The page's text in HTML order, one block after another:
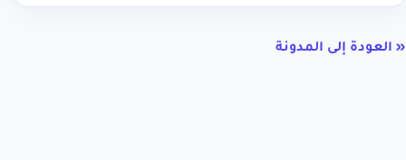
« العودة إلى المدونة